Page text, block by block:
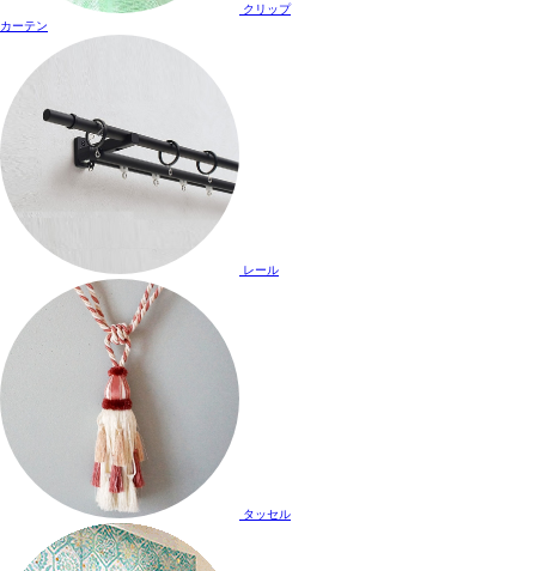
クリップ
カーテン
レール
タッセル